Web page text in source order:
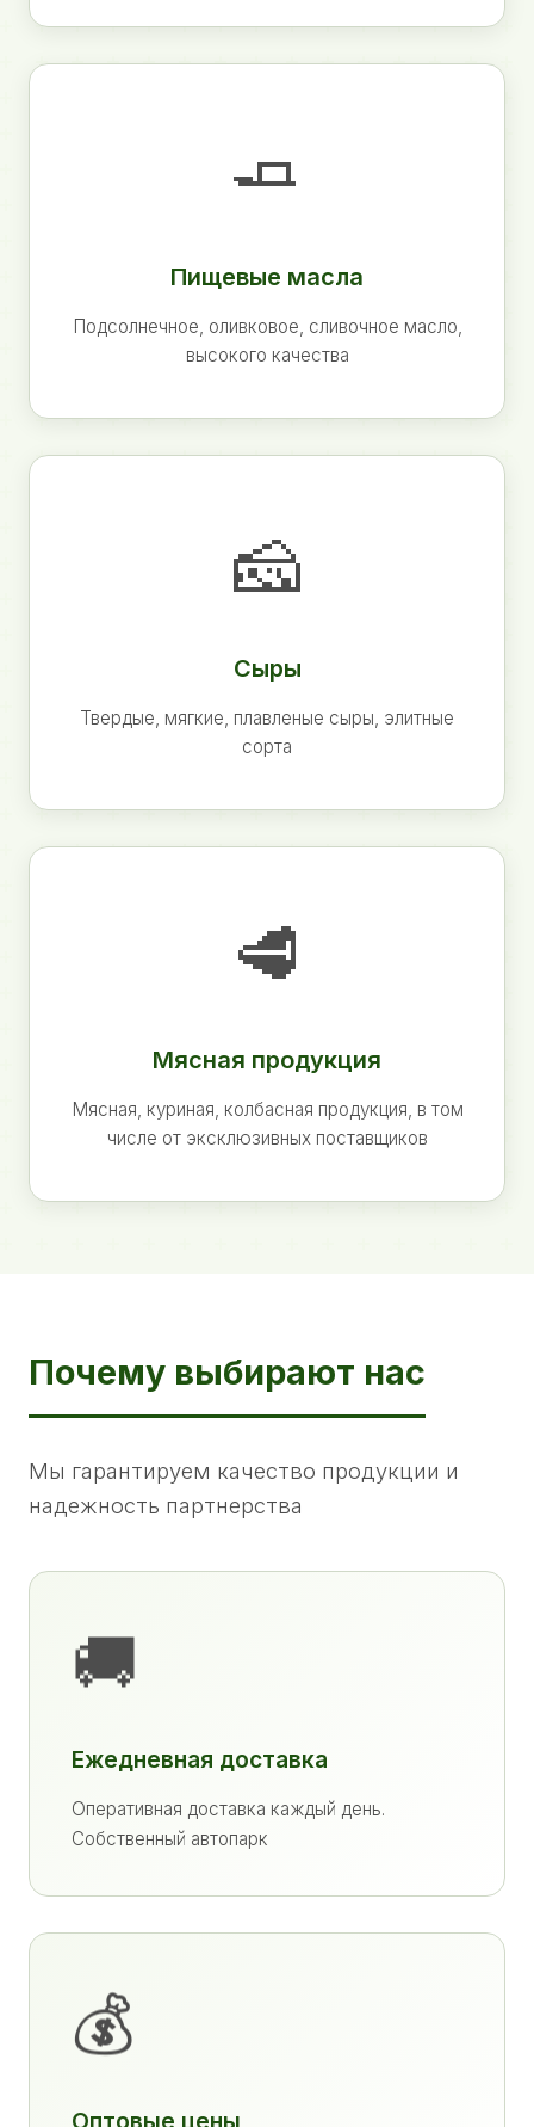
🧈
Пищевые масла
Подсолнечное, оливковое, сливочное масло,
высокого качества
🧀
Сыры
Твердые, мягкие, плавленые сыры, элитные
сорта
🥩
Мясная продукция
Мясная, куриная, колбасная продукция, в том
числе от эксклюзивных поставщиков
Почему выбирают нас
Мы гарантируем качество продукции и
надежность партнерства
🚚
Ежедневная доставка
Оперативная доставка каждый день.
Собственный автопарк
💰
Оптовые цены